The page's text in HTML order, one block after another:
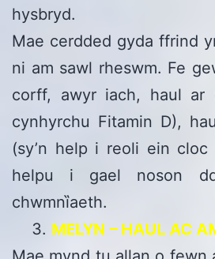
hysbryd.
Mae cerdded gyda ffrind
ni am sawl rheswm. Fe
corff, awyr iach, haul ar
cynhyrchu Fitamin D),
(sy’n help i reoli ein cloc
helpu i gael noson
chwmnȉaeth.
MELYN – HAUL AC